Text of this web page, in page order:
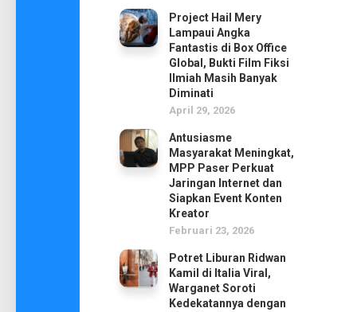
Project Hail Mery
Lampaui Angka
Fantastis di Box Office
Global, Bukti Film Fiksi
Ilmiah Masih Banyak
Diminati
April 29, 2026
Antusiasme
Masyarakat Meningkat,
MPP Paser Perkuat
Jaringan Internet dan
Siapkan Event Konten
Kreator
Februari 23, 2026
Potret Liburan Ridwan
Kamil di Italia Viral,
Warganet Soroti
Kedekatannya dengan